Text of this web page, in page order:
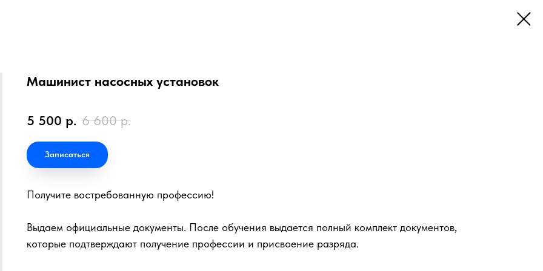
Машинист насосных установок
5 500 р. 6 600 р.
Записаться
Получите востребованную профессию!
Выдаем официальные документы. После обучения выдается полный комплект документов,
которые подтверждают получение профессии и присвоение разряда.